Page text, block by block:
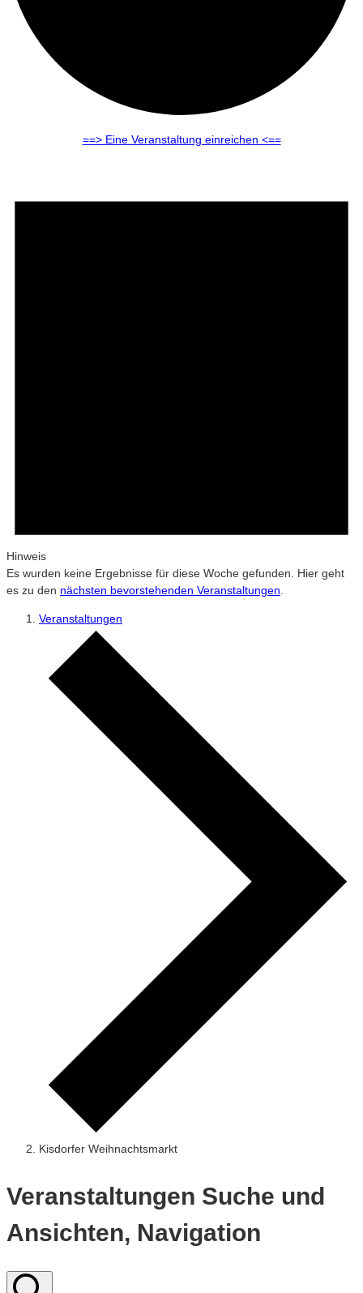
==> Eine Veranstaltung einreichen <==
Hinweis
Es wurden keine Ergebnisse für diese Woche gefunden. Hier geht
es zu den nächsten bevorstehenden Veranstaltungen
Veranstaltungen
Kisdorfer Weihnachtsmarkt
Veranstaltungen Suche und
Ansichten, Navigation